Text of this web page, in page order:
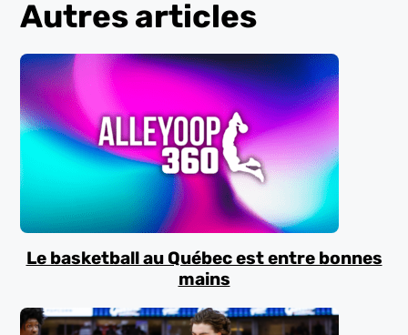
Autres articles
Le basketball au Québec est entre bonnes
mains